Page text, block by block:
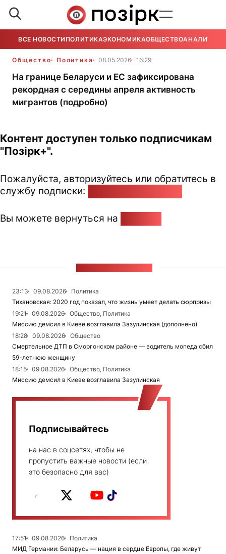
ВСЕ НОВОСТИ ПОЛИТИКАЭКОНОМИКАОБЩЕСТВОАНАЛИТИКА
Общество Политика 08.05.2026 16:29
На границе Беларуси и ЕС зафиксирована
рекордная с середины апреля активность
мигрантов (подробно)
Контент доступен только подписчикам
"Позірк+".
Пожалуйста, авторизуйтесь или обратитесь в
службу подписки:
Вы можете вернуться на
23:13 09.08.2026
Политика
Тихановская: 2020 год показал, что жизнь умеет делать сюрпризы
19:21
09.08.2026
Общество, Политика
Миссию демсил в Киеве возглавила Зазулинская (дополнено)
18:28
09.08.2026
Общество
Смертельное ДТП в Сморгонском районе — водитель мопеда сбил
59-летнюю женщину
18:15
09.08.2026
Общество, Политика
Миссию демсил в Киеве возглавила Зазулинская
Подписывайтесь
на нас в соцсетях, чтобы не
пропустить важные новости (если
это безопасно для вас)
17:51 09.08.2026
Политика
МИД Германии: Беларусь — нация в сердце Европы, где живут